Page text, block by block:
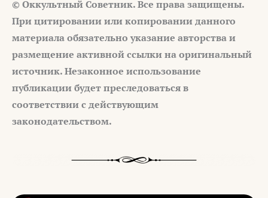
© Оккультный Советник. Все права защищены.
При цитировании или копировании данного
материала обязательно указание авторства и
размещение активной ссылки на оригинальный
источник. Незаконное использование
публикации будет преследоваться в
соответствии с действующим
законодательством.